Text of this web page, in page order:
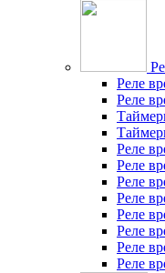
Реле
Реле
Реле
Реле
Реле
Реле
Реле
Реле
Реле
Реле